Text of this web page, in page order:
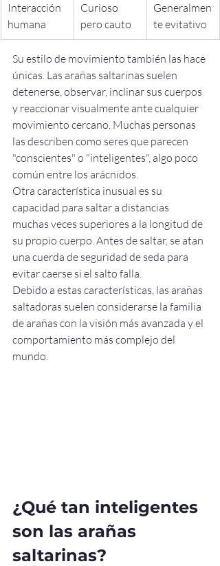
Interacción
humana
Curioso
pero cauto
Generalmen
te evitativo
Su estilo de movimiento también las hace
únicas. Las arañas saltarinas suelen
detenerse, observar, inclinar sus cuerpos
y reaccionar visualmente ante cualquier
movimiento cercano. Muchas personas
las describen como seres que parecen
"conscientes" o "inteligentes", algo poco
común entre los arácnidos.
Otra característica inusual es su
capacidad para saltar a distancias
muchas veces superiores a la longitud de
su propio cuerpo. Antes de saltar, se atan
una cuerda de seguridad de seda para
evitar caerse si el salto falla.
Debido a estas características, las arañas
saltadoras suelen considerarse la familia
de arañas con la visión más avanzada y el
comportamiento más complejo del
mundo.
¿Qué tan inteligentes
son las arañas
saltarinas?